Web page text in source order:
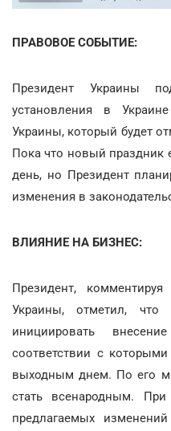
ПРАВОВОЕ СОБЫТИЕ:
Президент Украины
установления в
Украины, который будет
Пока что новый праздник
день, но Президент
изменения в
ВЛИЯНИЕ НА БИЗНЕС:
Президент,
Украины, отметил,
инициировать
соответствии с
выходным днем. По его
стать всенародным.
предлагаемых